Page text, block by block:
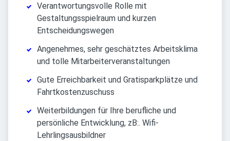
Verantwortungsvolle Rolle mit
Gestaltungsspielraum und kurzen
Entscheidungswegen
Angenehmes, sehr geschätztes Arbeitsklima
und tolle Mitarbeiterveranstaltungen
Gute Erreichbarkeit und Gratisparkplätze und
Fahrtkostenzuschuss
Weiterbildungen für Ihre berufliche und
persönliche Entwicklung, zB:. Wifi-
Lehrlingsausbildner